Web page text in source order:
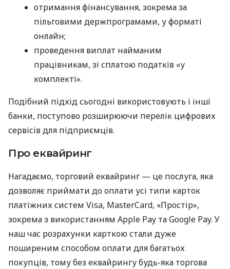
отримання фінансування, зокрема за
пільговими держпрограмами, у форматі
онлайн;
проведення виплат найманим
працівникам, зі сплатою податків «у
комплекті».
Подібний підхід сьогодні використовують і інші
банки, поступово розширюючи перелік цифрових
сервісів для підприємців.
Про еквайринг
Нагадаємо, торговий еквайринг — це послуга, яка
дозволяє приймати до оплати усі типи карток
платіжних систем Visa, MasterCard, «Простір»,
зокрема з використанням Apple Pay та Google Pay. У
наш час розрахунки карткою стали дуже
поширеним способом оплати для багатьох
покупців, тому без еквайрингу будь-яка торгова